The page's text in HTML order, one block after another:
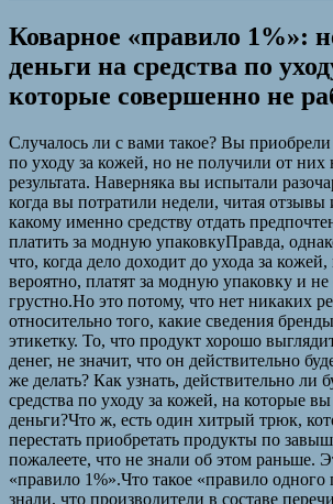
Коварное «правило 1%»:
деньги на средства по
которые совершенно не
Случалось ли с вами такое? Вы приобрели
по уходу за кожей, но не получили от них
результата. Наверняка вы испытали
когда вы потратили недели, читая отзывы
какому именно средству отдать
платить за модную упаковкуПравда,
что, когда дело доходит до ухода за
вероятно, платят за модную упаковку и
грустно.Но это потому, что нет никаких
относительно того, какие сведения
этикетку. То, что продукт хорошо
денег, не значит, что он действительно
же делать? Как узнать, действительно ли
средства по уходу за кожей, на которые
деньги?Что ж, есть один хитрый трюк,
перестать приобретать продукты по
пожалеете, что не знали об этом раньше.
«правило 1%».Что такое «правило
знали, что производители в составе